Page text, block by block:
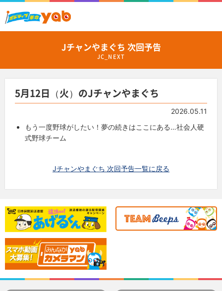
Jチャンやまぐち 次回予告
JC_NEXT
5月12日（火）のJチャンやまぐち
2026.05.11
もう一度野球がしたい！夢の続きはここにある…社会人硬
式野球チーム
Jチャンやまぐち 次回予告一覧に戻る